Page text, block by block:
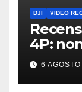
DJI VIDEO
4P:
6